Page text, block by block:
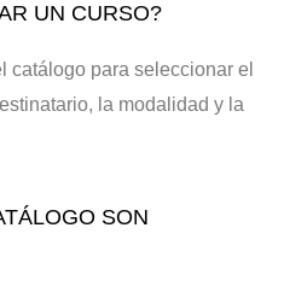
UN CURSO?
catálogo para seleccionar el
la modalidad y la
SON